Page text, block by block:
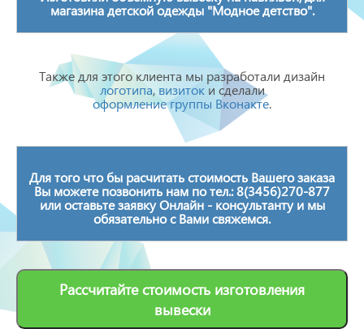
магазина детской одежды "Модное детство".
Также для этого клиента мы разработали дизайн
логотипа, визитоки сделали
оформление группы Вконакте.
Для того что бы расчитать стоимость Вашего заказа
Вы можете позвонить нам по тел.: 8(3456)270-877
или оставьте заявку Онлайн - консультанту и мы
обязательно с Вами свяжемся.
Рассчитайте стоимость изготовления
вывески